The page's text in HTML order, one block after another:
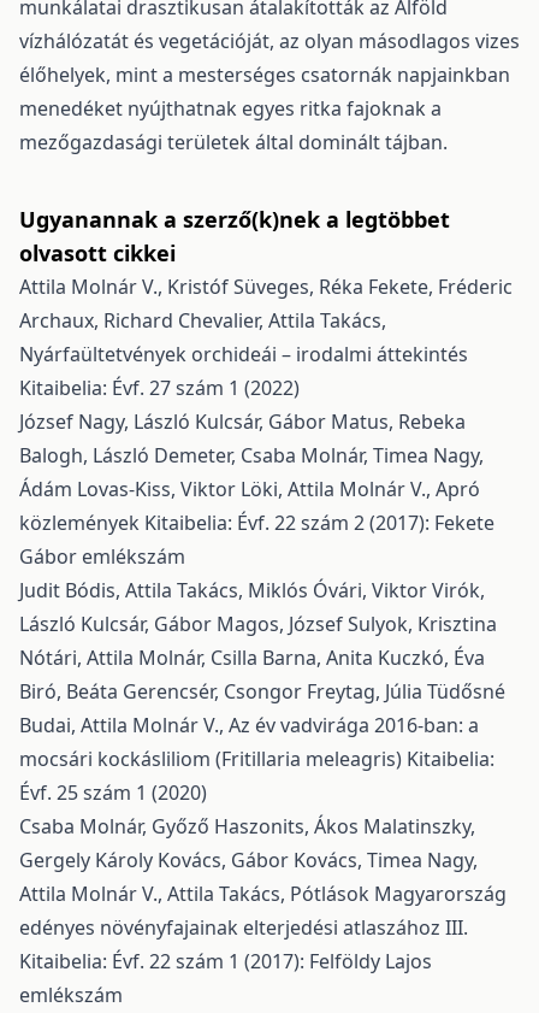
munkálatai drasztikusan átalakították az Alföld
vízhálózatát és vegetációját, az olyan másodlagos vizes
élőhelyek, mint a mesterséges csatornák napjainkban
menedéket nyújthat­nak egyes ritka fajoknak a
mezőgazdasági területek által dominált tájban.
Ugyanannak a szerző(k)nek a legtöbbet
olvasott cikkei
Attila Molnár V., Kristóf Süveges, Réka Fekete, Fréderic
Archaux, Richard Chevalier, Attila Takács,
Nyárfaültetvények orchideái – irodalmi áttekintés
Kitaibelia: Évf. 27 szám 1 (2022)
József Nagy, László Kulcsár, Gábor Matus, Rebeka
Balogh, László Demeter, Csaba Molnár, Timea Nagy,
Ádám Lovas-Kiss, Viktor Löki, Attila Molnár V., Apró
közlemények Kitaibelia: Évf. 22 szám 2 (2017): Fekete
Gábor emlékszám
Judit Bódis, Attila Takács, Miklós Óvári, Viktor Virók,
László Kulcsár, Gábor Magos, József Sulyok, Krisztina
Nótári, Attila Molnár, Csilla Barna, Anita Kuczkó, Éva
Biró, Beáta Gerencsér, Csongor Freytag, Júlia Tüdősné
Budai, Attila Molnár V., Az év vadvirága 2016-ban: a
mocsári kockásliliom (Fritillaria meleagris) Kitaibelia:
Évf. 25 szám 1 (2020)
Csaba Molnár, Győző Haszonits, Ákos Malatinszky,
Gergely Károly Kovács, Gábor Kovács, Timea Nagy,
Attila Molnár V., Attila Takács, Pótlások Magyarország
edényes növényfajainak elterjedési atlaszához III.
Kitaibelia: Évf. 22 szám 1 (2017): Felföldy Lajos
emlékszám